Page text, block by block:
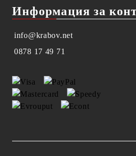
Информация за
info@krabov.net
0878 17 49 71